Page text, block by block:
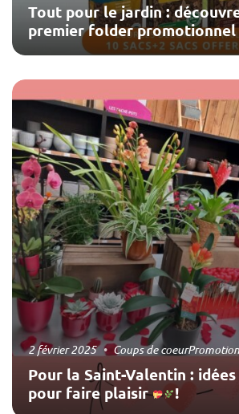
Tout pour le jardin :
premier folder promotionnel
Pour la Saint-Valentin :
pour faire plaisir
!
2 février 2025 Coups de coeur